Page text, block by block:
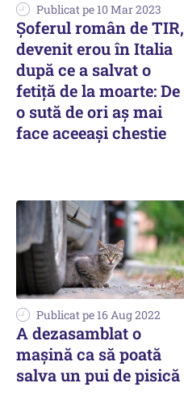
Publicat pe 10 Mar 2023
Șoferul român de TIR,
devenit erou în Italia
după ce a salvat o
fetiță de la moarte: De
o sută de ori aș mai
face aceeași chestie
Publicat pe 16 Aug 2022
A dezasamblat o
maşină ca să poată
salva un pui de pisică